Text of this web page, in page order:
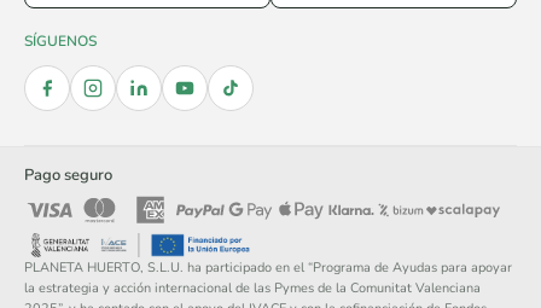
SÍGUENOS
Pago seguro
PLANETA HUERTO, S.L.U. ha participado en el “Programa de Ayudas para apoyar
la estrategia y acción internacional de las Pymes de la Comunitat Valenciana